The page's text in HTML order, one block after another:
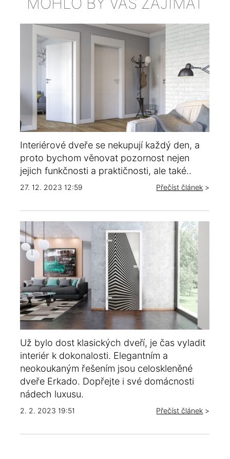
Interiérové dveře se nekupují každý den, a
proto bychom věnovat pozornost nejen
jejich funkčnosti a praktičnosti, ale také..
27. 12. 2023 12:59 Přečíst článek >
Už bylo dost klasických dveří, je čas vyladit
interiér k dokonalosti. Elegantním a
neokoukaným řešením jsou celoskleněné
dveře Erkado. Dopřejte i své domácnosti
nádech luxusu.
2. 2. 2023 19:51 Přečíst článek >